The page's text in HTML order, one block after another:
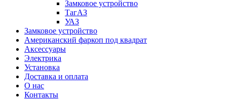
Замковое устройство
ТагАЗ
УАЗ
Замковое устройство
Американский фаркоп под квадрат
Аксессуары
Электрика
Установка
Доставка и оплата
О нас
Контакты